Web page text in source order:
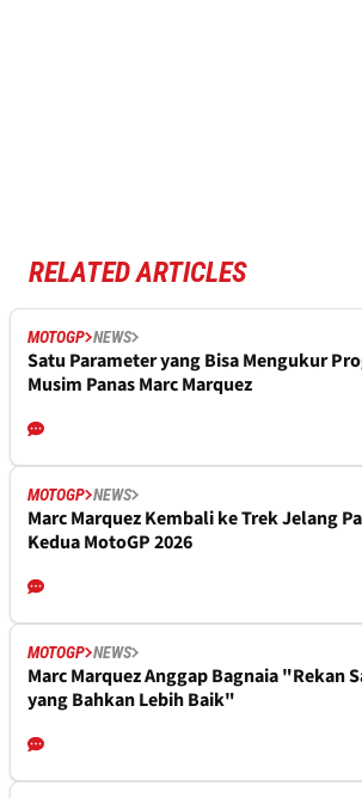
RELATED ARTICLES
MOTOGP NEWS
Satu Parameter yang Bisa Mengukur
Musim Panas Marc Marquez
MOTOGP NEWS
Marc Marquez Kembali ke Trek Jelang
Kedua MotoGP 2026
MOTOGP NEWS
Marc Marquez Anggap Bagnaia "Rekan
yang Bahkan Lebih Baik"